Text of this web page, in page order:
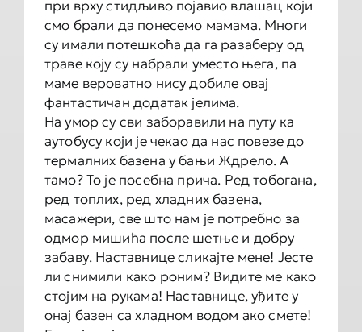
при врху стидљиво појавио влашац који
смо брали да понесемо мамама. Многи
су имали потешкоћа да га разаберу од
траве коју су набрали уместо њега, па
маме вероватно нису добиле овај
фантастичан додатак јелима.
На умор су сви заборавили на путу ка
аутобусу који је чекао да нас повезе до
термалних базена у бањи Ждрело. А
тамо? То је посебна прича. Ред тобогана,
ред топлих, ред хладних базена,
масажери, све што нам је потребно за
одмор мишића после шетње и добру
забаву. Наставнице сликајте мене! Јесте
ли снимили како роним? Видите ме како
стојим на рукама! Наставнице, уђите у
онај базен са хладном водом ако смете!